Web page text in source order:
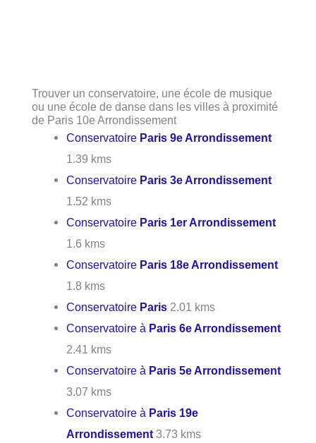
Trouver un conservatoire, une école de musique
ou une école de danse dans les villes à proximité
de Paris 10e Arrondissement
Conservatoire Paris 9e Arrondissement
1.39 kms
Conservatoire Paris 3e Arrondissement
1.52 kms
Conservatoire Paris 1er Arrondissement
1.6 kms
Conservatoire Paris 18e Arrondissement
1.8 kms
Conservatoire Paris 2.01 kms
Conservatoire à Paris 6e Arrondissement
2.41 kms
Conservatoire à Paris 5e Arrondissement
3.07 kms
Conservatoire à Paris 19e
Arrondissement 3.73 kms